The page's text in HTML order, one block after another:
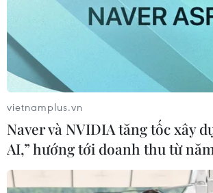
vietnamplus.vn
Naver và NVIDIA tăng tốc xây
AI,” hướng tới doanh thu từ